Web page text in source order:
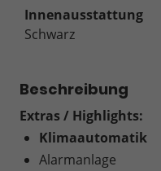
Innenausstattung
Schwarz
Beschreibung
Extras / Highlights:
Klimaautomatik
Alarmanlage